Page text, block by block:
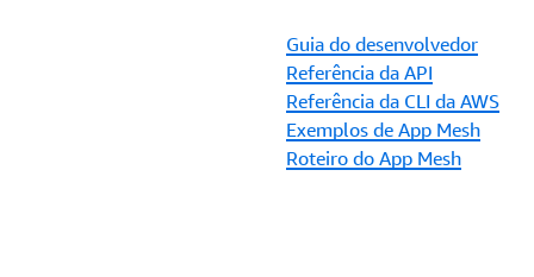
Guia do desenvolvedor
Referência da API
Referência da CLI da AWS
Exemplos de App Mesh
Roteiro do App Mesh